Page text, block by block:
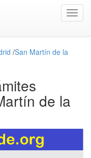
/San Martín de la
de la